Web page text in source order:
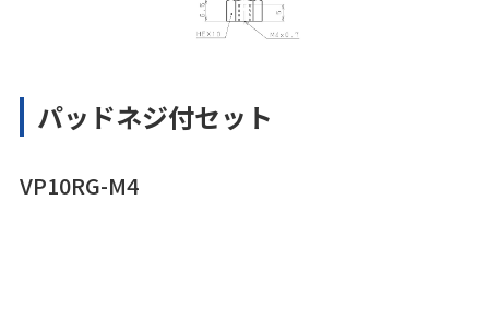
パッドネジ付セット
VP10RG-M4